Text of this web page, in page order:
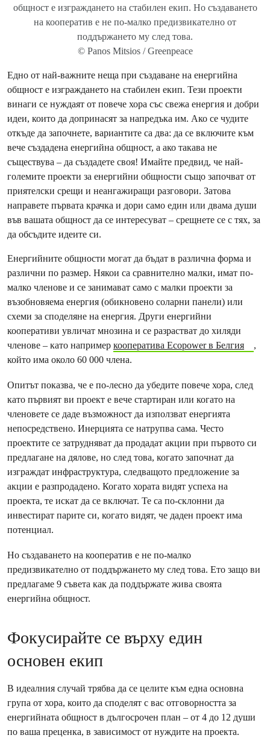
общност е изграждането на стабилен екип. Но създаването
на кооператив е не по-малко предизвикателно от
поддържането му след това.
© Panos Mitsios / Greenpeace
Едно от най-важните неща при създаване на енергийна
общност е изграждането на стабилен екип. Тези проекти
винаги се нуждаят от повече хора със свежа енергия и добри
идеи, които да допринасят за напредъка им. Ако се чудите
откъде да започнете, вариантите са два: да се включите към
вече създадена енергийна общност, а ако такава не
съществува – да създадете своя! Имайте предвид, че най-
големите проекти за енергийни общности също започват от
приятелски срещи и неангажиращи разговори. Затова
направете първата крачка и дори само един или двама души
във вашата общност да се интересуват – срещнете се с тях, за
да обсъдите идеите си.
Енергийните общности могат да бъдат в различна форма и
различни по размер. Някои са сравнително малки, имат по-
малко членове и се занимават само с малки проекти за
възобновяема енергия (обикновено соларни панели) или
схеми за споделяне на енергия. Други енергийни
кооперативи увличат мнозина и се разрастват до хиляди
членове – като например кооператива Ecopower в Белгия
,
който има около 60 000 члена.
Опитът показва, че е по-лесно да убедите повече хора, след
като първият ви проект е вече стартиран или когато на
членовете се даде възможност да използват енергията
непосредствено. Инерцията се натрупва сама. Често
проектите се затрудняват да продадат акции при първото си
предлагане на дялове, но след това, когато започнат да
изграждат инфраструктура, следващото предложение за
акции е разпродадено. Когато хората видят успеха на
проекта, те искат да се включат. Те са по-склонни да
инвестират парите си, когато видят, че даден проект има
потенциал.
Но създаването на кооператив е не по-малко
предизвикателно от поддържането му след това. Ето защо ви
предлагаме 9 съвета как да поддържате жива своята
енергийна общност.
Фокусирайте се върху един
основен екип
В идеалния случай трябва да се целите към една основна
група от хора, които да споделят с вас отговорността за
енергийната общност в дългосрочен план – от 4 до 12 души
по ваша преценка, в зависимост от нуждите на проекта.